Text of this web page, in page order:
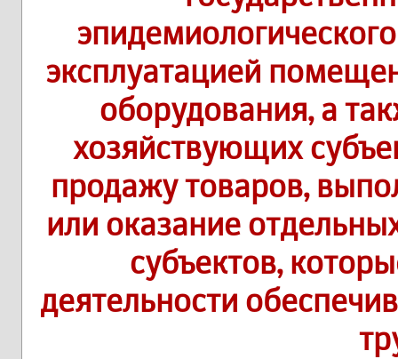
эксплуатацией
оборудования, а
хозяйствующих
продажу товаров,
или оказание
субъектов,
деятельности